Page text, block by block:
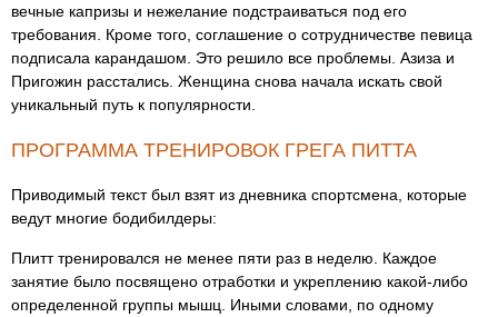
вечные капризы и нежелание подстраиваться под его
требования. Кроме того, соглашение о сотрудничестве певица
подписала карандашом. Это решило все проблемы. Азиза и
Пригожин расстались. Женщина снова начала искать свой
уникальный путь к популярности.
ПРОГРАММА ТРЕНИРОВОК ГРЕГА ПИТТА
Приводимый текст был взят из дневника спортсмена, которые
ведут многие бодибилдеры:
Плитт тренировался не менее пяти раз в неделю. Каждое
занятие было посвящено отработки и укреплению какой-либо
определенной группы мышц. Иными словами, по одному